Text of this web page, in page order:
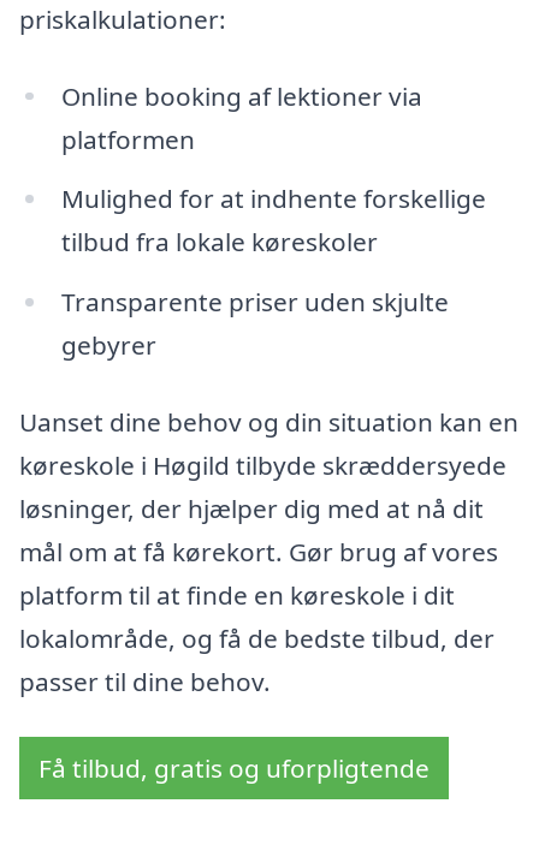
priskalkulationer:
Online booking af lektioner via
platformen
Mulighed for at indhente forskellige
tilbud fra lokale køreskoler
Transparente priser uden skjulte
gebyrer
Uanset dine behov og din situation kan en
køreskole i Høgild tilbyde skræddersyede
løsninger, der hjælper dig med at nå dit
mål om at få kørekort. Gør brug af vores
platform til at finde en køreskole i dit
lokalområde, og få de bedste tilbud, der
passer til dine behov.
Få tilbud, gratis og uforpligtende